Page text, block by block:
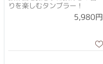
りを楽しむタンブラー！
5,980円